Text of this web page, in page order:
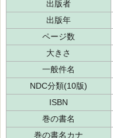
出版者
出版年
ページ数
大きさ
一般件名
NDC分類(10版)
ISBN
巻の書名
巻の書名カナ